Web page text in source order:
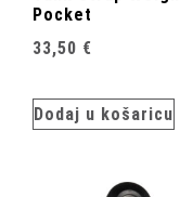
Pocket
33,50 €
Dodaj u košaricu